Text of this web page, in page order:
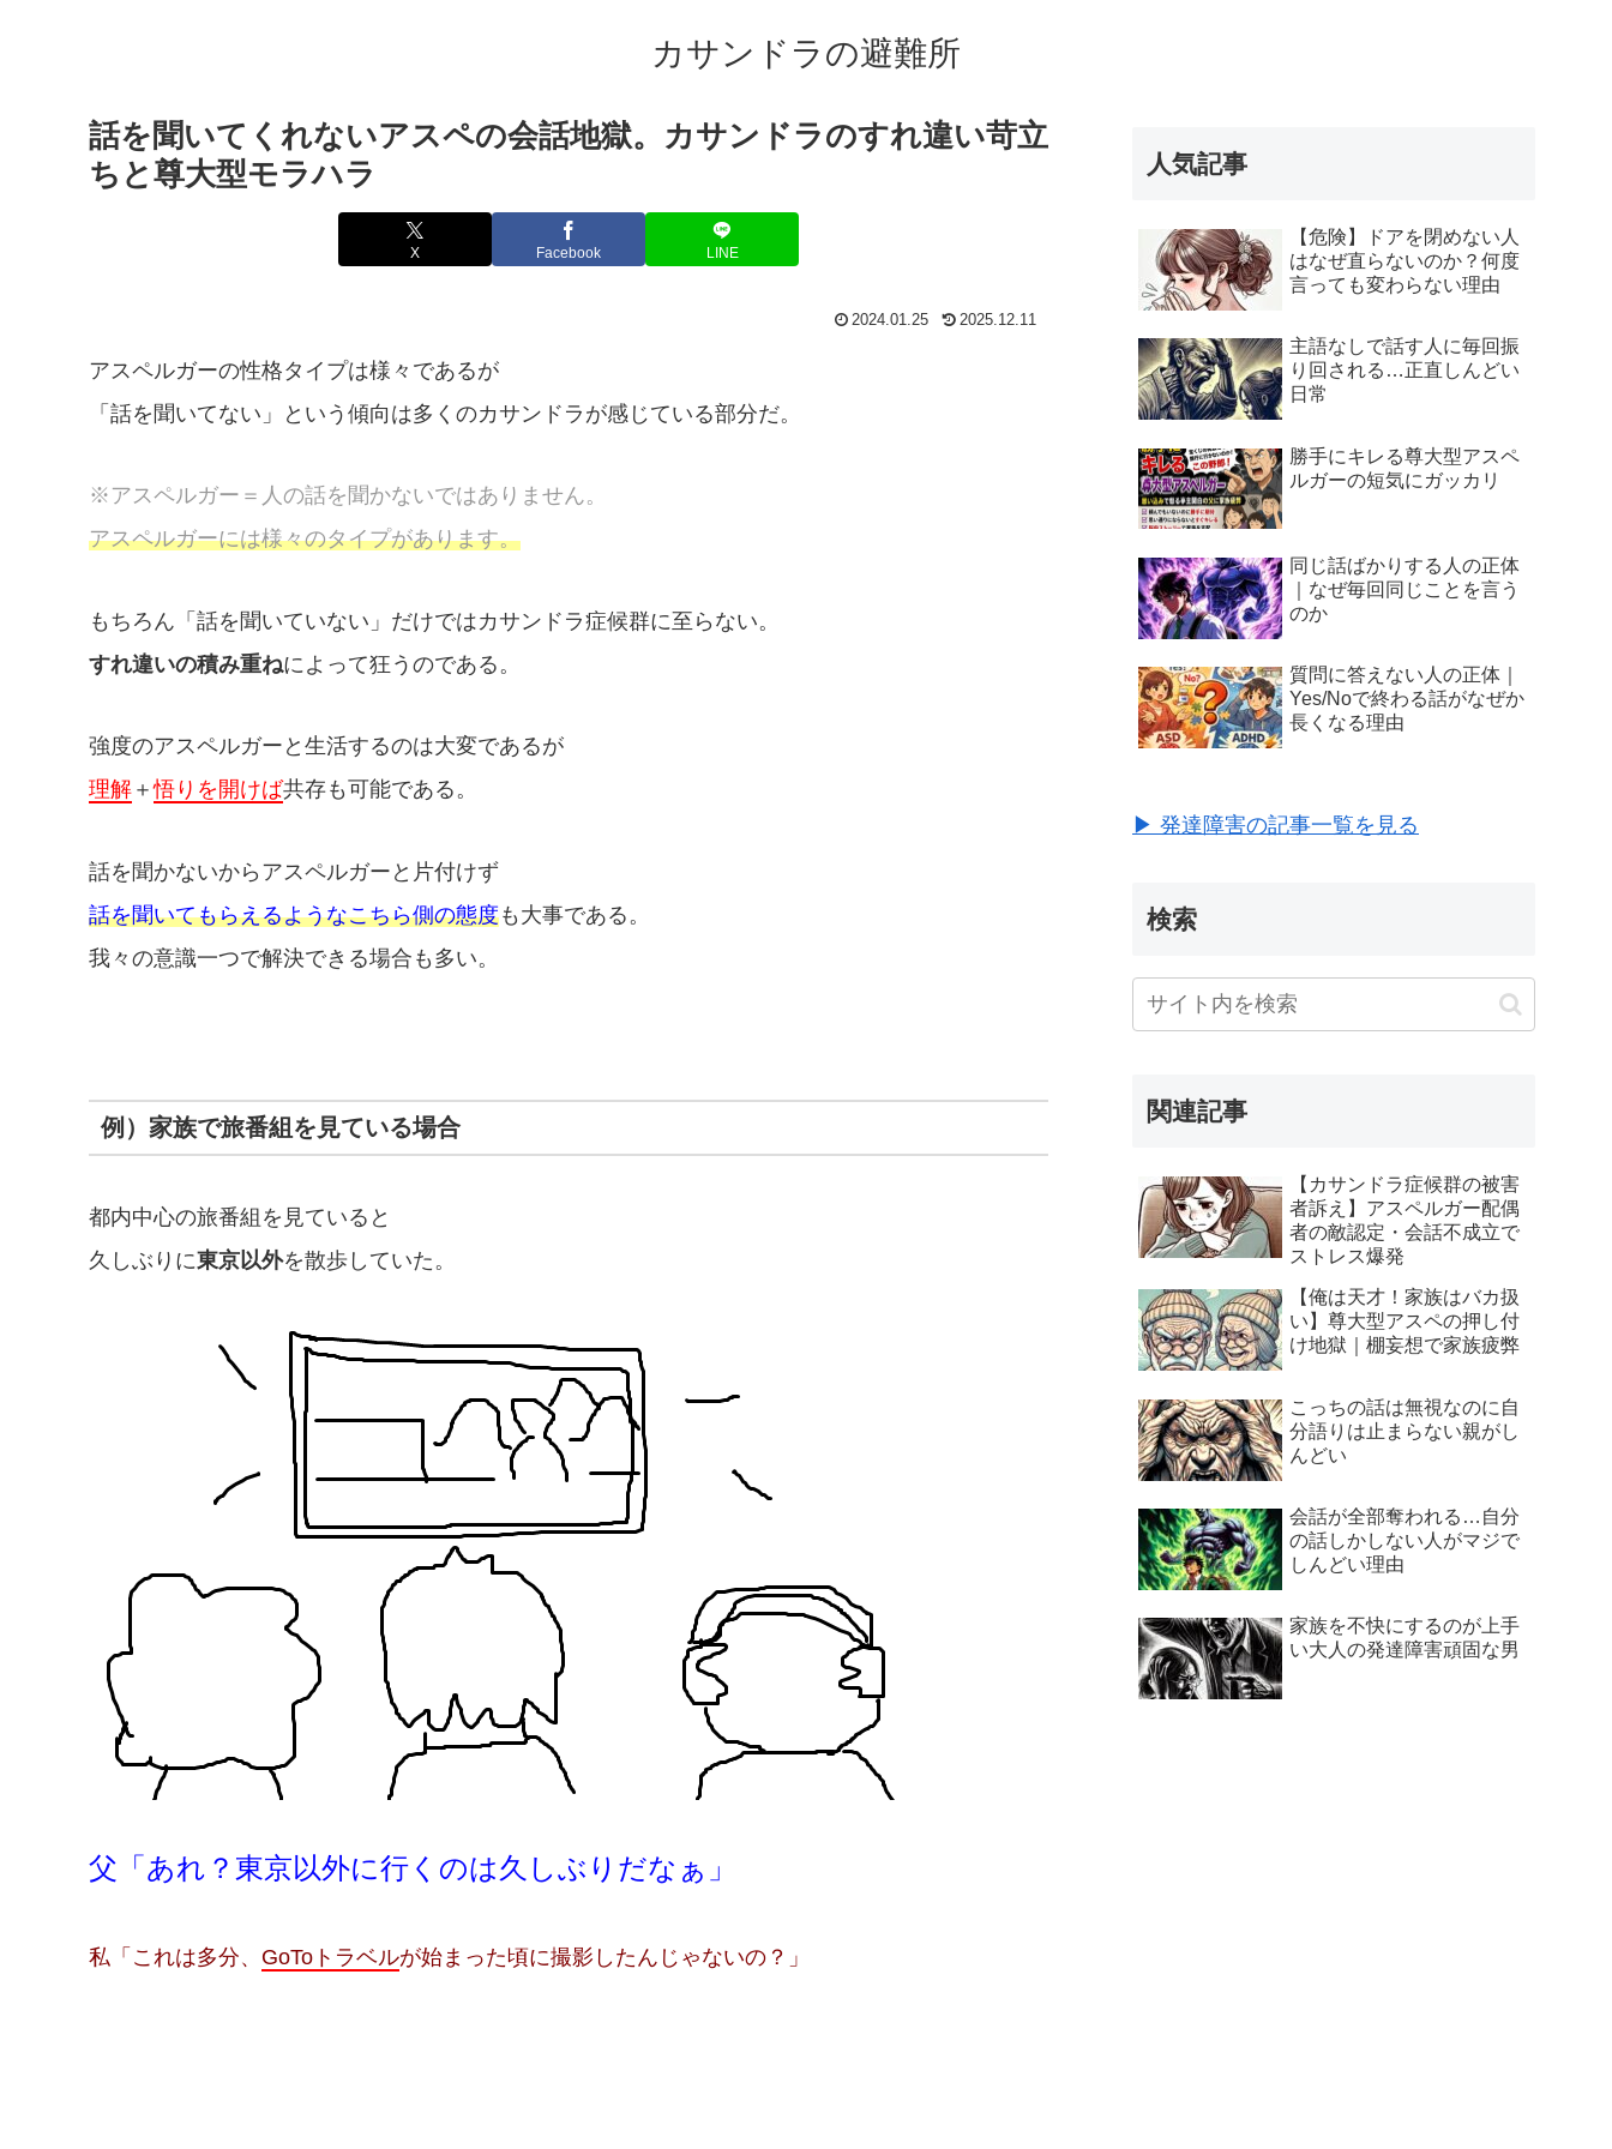
カサンドラの避難所
話を聞いてくれないアスペの会話地獄。カサンドラのすれ違い苛立
ちと尊大型モラハラ
X Facebook LINE
2024.01.25 2025.12.11
アスペルガーの性格タイプは様々であるが
「話を聞いてない」という傾向は多くのカサンドラが感じている部分だ。
※アスペルガー＝人の話を聞かないではありません。
アスペルガーには様々のタイプがあります。
もちろん「話を聞いていない」だけではカサンドラ症候群に至らない。
すれ違いの積み重ねによって狂うのである。
強度のアスペルガーと生活するのは大変であるが
理解 ＋悟りを開けば共存も可能である。
話を聞かないからアスペルガーと片付けず
話を聞いてもらえるようなこちら側の態度も大事である。
我々の意識一つで解決できる場合も多い。
例）家族で旅番組を見ている場合
都内中心の旅番組を見ていると
久しぶりに東京以外を散歩していた。
父「あれ？東京以外に行くのは久しぶりだなぁ」
私「これは多分、 GoToトラベルが始まった頃に撮影したんじゃないの？」
人気記事
【危険】ドアを閉めない人
はなぜ直らないのか？何度
言っても変わらない理由
主語なしで話す人に毎回振
り回される…正直しんどい
日常
勝手にキレる尊大型アスペ
ルガーの短気にガッカリ
同じ話ばかりする人の正体
｜なぜ毎回同じことを言う
のか
質問に答えない人の正体｜
Yes/Noで終わる話がなぜか
長くなる理由
▶ 発達障害の記事一覧を見る
検索
関連記事
【カサンドラ症候群の被害
者訴え】アスペルガー配偶
者の敵認定・会話不成立で
ストレス爆発
【俺は天才！家族はバカ扱
い】尊大型アスペの押し付
け地獄｜棚妄想で家族疲弊
こっちの話は無視なのに自
分語りは止まらない親がし
んどい
会話が全部奪われる…自分
の話しかしない人がマジで
しんどい理由
家族を不快にするのが上手
い大人の発達障害頑固な男